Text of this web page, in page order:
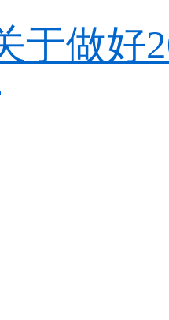
于做好